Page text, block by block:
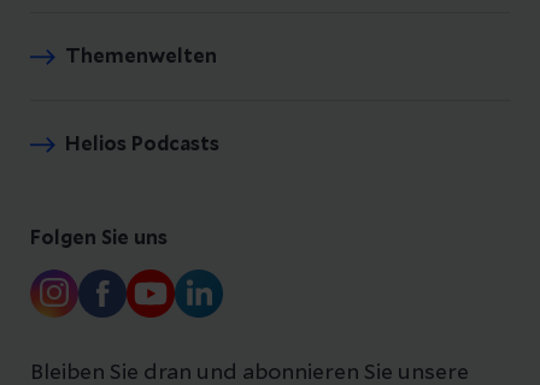
Themenwelten
Helios Podcasts
Folgen Sie uns
Bleiben Sie dran und abonnieren Sie unsere